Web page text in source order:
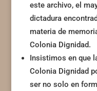
este archivo, el
dictadura
materia de
Colonia Dignidad.
Insistimos en que
Colonia Dignidad
ser no solo en